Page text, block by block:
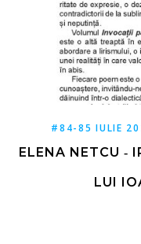
#84-85 IULIE
ELENA NETCU ‑
LUI